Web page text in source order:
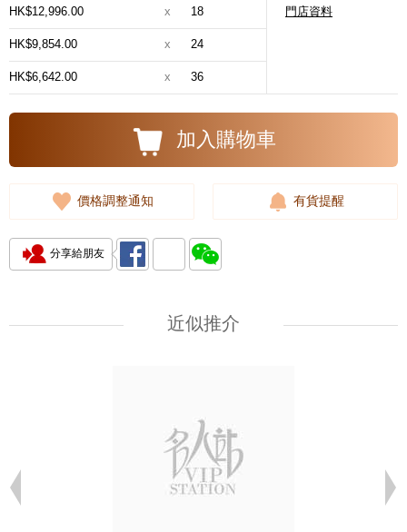
門店資料
HK$12,996.00 x 18
HK$9,854.00 x 24
HK$6,642.00 x 36
加入購物車
價格調整通知 有貨提醒
分享給朋友
近似推介